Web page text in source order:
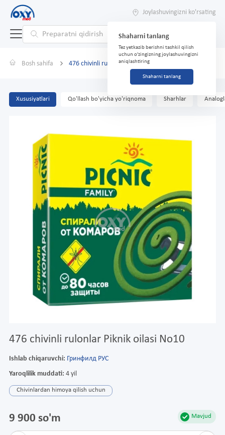
Joylashuvingizni ko'rsating
Shaharni tanlang
Tez yetkazib berishni tashkil qilish
uchun o'zingizning joylashuvingizni
aniqlashtiring
Shaharni tanlang
Bosh sahifa 476 chivinli rulonlar Piknik oilasi No10
Xususiyatlari Qo'llash bo'yicha yo'riqnoma Sharhlar
476 chivinli rulonlar Piknik oilasi No10
Ishlab chiqaruvchi: Гринфилд РУС
Yaroqlilik muddati: 4 yil
Chivinlardan himoya qilish uchun
Mavjud
9 900 so'm